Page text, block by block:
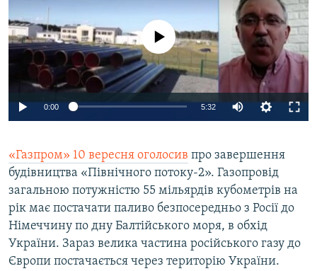
No media source currently available
0:00 5:32
«Газпром» 10 вересня оголосив про завершення
будівництва «Північного потоку-2». Газопровід
загальною потужністю 55 мільярдів кубометрів на
рік має постачати паливо безпосередньо з Росії до
Німеччину по дну Балтійського моря, в обхід
України. Зараз велика частина російського газу до
Європи постачається через територію України.